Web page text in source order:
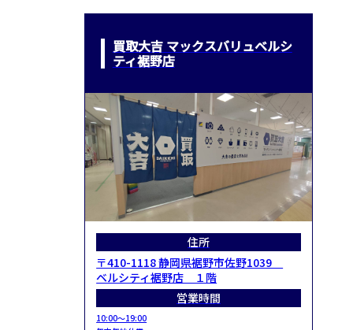
買取大吉 マックスバリュベルシ
ティ裾野店
住所
〒410-1118 静岡県裾野市佐野1039
ベルシティ裾野店 １階
営業時間
10:00～19:00